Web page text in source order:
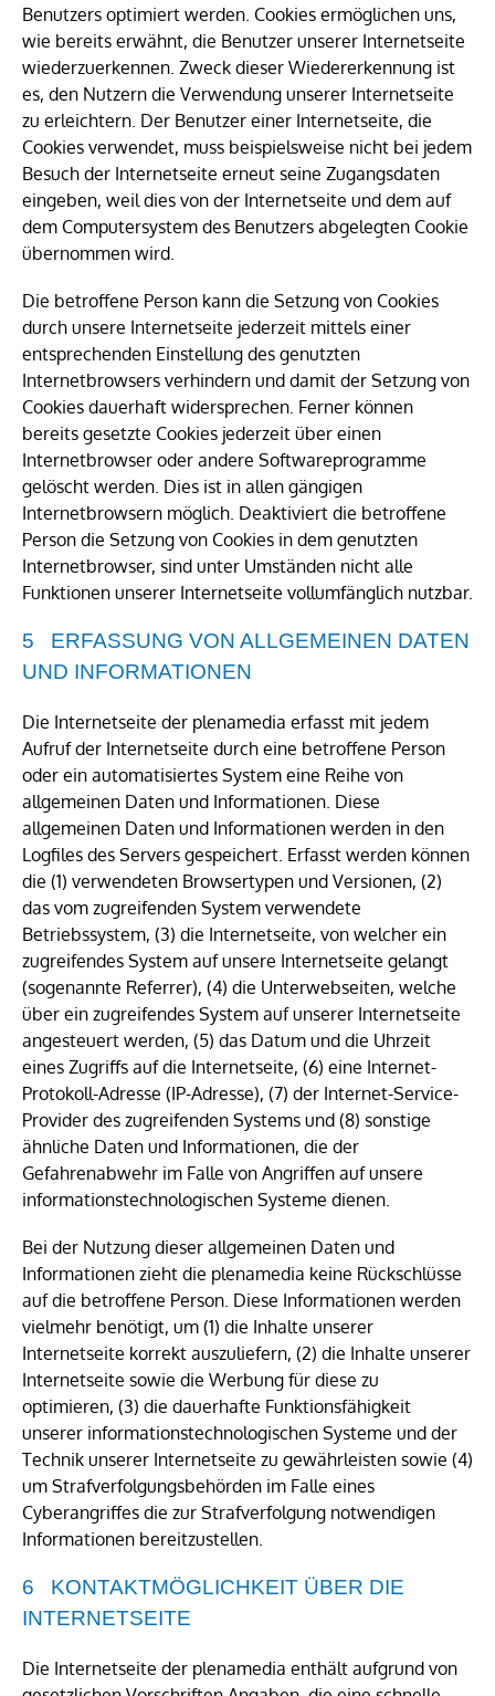
Benutzers optimiert werden. Cookies ermöglichen uns,
wie bereits erwähnt, die Benutzer unserer Internetseite
wiederzuerkennen. Zweck dieser Wiedererkennung ist
es, den Nutzern die Verwendung unserer Internetseite
zu erleichtern. Der Benutzer einer Internetseite, die
Cookies verwendet, muss beispielsweise nicht bei jedem
Besuch der Internetseite erneut seine Zugangsdaten
eingeben, weil dies von der Internetseite und dem auf
dem Computersystem des Benutzers abgelegten Cookie
übernommen wird.
Die betroffene Person kann die Setzung von Cookies
durch unsere Internetseite jederzeit mittels einer
entsprechenden Einstellung des genutzten
Internetbrowsers verhindern und damit der Setzung von
Cookies dauerhaft widersprechen. Ferner können
bereits gesetzte Cookies jederzeit über einen
Internetbrowser oder andere Softwareprogramme
gelöscht werden. Dies ist in allen gängigen
Internetbrowsern möglich. Deaktiviert die betroffene
Person die Setzung von Cookies in dem genutzten
Internetbrowser, sind unter Umständen nicht alle
Funktionen unserer Internetseite vollumfänglich nutzbar.
ERFASSUNG VON ALLGEMEINEN DATEN
UND INFORMATIONEN
Die Internetseite der plenamedia erfasst mit jedem
Aufruf der Internetseite durch eine betroffene Person
oder ein automatisiertes System eine Reihe von
allgemeinen Daten und Informationen. Diese
allgemeinen Daten und Informationen werden in den
Logfiles des Servers gespeichert. Erfasst werden können
die (1) verwendeten Browsertypen und Versionen, (2)
das vom zugreifenden System verwendete
Betriebssystem, (3) die Internetseite, von welcher ein
zugreifendes System auf unsere Internetseite gelangt
(sogenannte Referrer), (4) die Unterwebseiten, welche
über ein zugreifendes System auf unserer Internetseite
angesteuert werden, (5) das Datum und die Uhrzeit
eines Zugriffs auf die Internetseite, (6) eine Internet-
Protokoll-Adresse (IP-Adresse), (7) der Internet-Service-
Provider des zugreifenden Systems und (8) sonstige
ähnliche Daten und Informationen, die der
Gefahrenabwehr im Falle von Angriffen auf unsere
informationstechnologischen Systeme dienen.
Bei der Nutzung dieser allgemeinen Daten und
Informationen zieht die plenamedia keine Rückschlüsse
auf die betroffene Person. Diese Informationen werden
vielmehr benötigt, um (1) die Inhalte unserer
Internetseite korrekt auszuliefern, (2) die Inhalte unserer
Internetseite sowie die Werbung für diese zu
optimieren, (3) die dauerhafte Funktionsfähigkeit
unserer informationstechnologischen Systeme und der
Technik unserer Internetseite zu gewährleisten sowie (4)
um Strafverfolgungsbehörden im Falle eines
Cyberangriffes die zur Strafverfolgung notwendigen
Informationen bereitzustellen.
KONTAKTMÖGLICHKEIT ÜBER DIE
INTERNETSEITE
Die Internetseite der plenamedia enthält aufgrund von